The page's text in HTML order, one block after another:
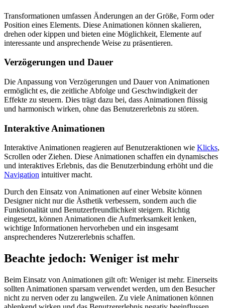
Transformationen umfassen Änderungen an der Größe, Form oder
Position eines Elements. Diese Animationen können skalieren,
drehen oder kippen und bieten eine Möglichkeit, Elemente auf
interessante und ansprechende Weise zu präsentieren.
Verzögerungen und Dauer
Die Anpassung von Verzögerungen und Dauer von Animationen
ermöglicht es, die zeitliche Abfolge und Geschwindigkeit der
Effekte zu steuern. Dies trägt dazu bei, dass Animationen flüssig
und harmonisch wirken, ohne das Benutzererlebnis zu stören.
Interaktive Animationen
Interaktive Animationen reagieren auf Benutzeraktionen wie Klicks,
Scrollen oder Ziehen. Diese Animationen schaffen ein dynamisches
und interaktives Erlebnis, das die Benutzerbindung erhöht und die
Navigation intuitiver macht.
Durch den Einsatz von Animationen auf einer Website können
Designer nicht nur die Ästhetik verbessern, sondern auch die
Funktionalität und Benutzerfreundlichkeit steigern. Richtig
eingesetzt, können Animationen die Aufmerksamkeit lenken,
wichtige Informationen hervorheben und ein insgesamt
ansprechenderes Nutzererlebnis schaffen.
Beachte jedoch: Weniger ist mehr
Beim Einsatz von Animationen gilt oft: Weniger ist mehr. Einerseits
sollten Animationen sparsam verwendet werden, um den Besucher
nicht zu nerven oder zu langweilen. Zu viele Animationen können